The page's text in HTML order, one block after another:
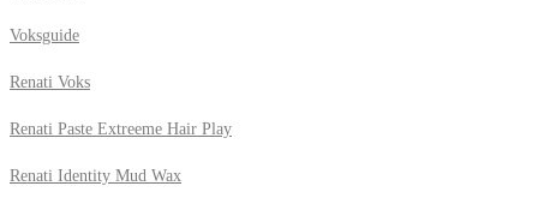
Voksguide
Renati Voks
Renati Paste Extreeme Hair Play
Renati Identity Mud Wax